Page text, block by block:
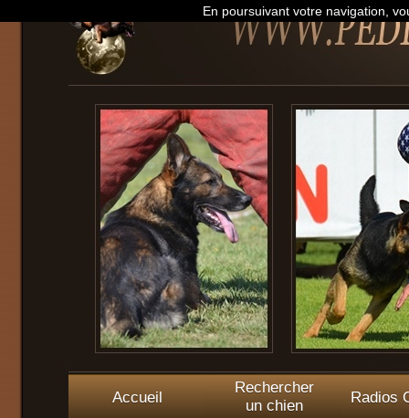
Accueil
Rechercher
un chien
Radios
En poursuivant votre navigation,